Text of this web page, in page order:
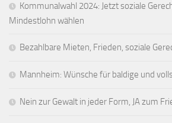
Kommunalwahl 2024: Jetzt soziale
Mindestlohn wählen
Bezahlbare Mieten, Frieden, soziale
Mannheim: Wünsche für baldige und
Nein zur Gewalt in jeder Form, JA zum